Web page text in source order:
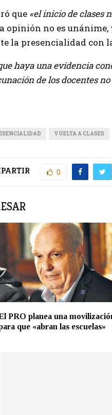
que «el inicio de clases
opinión no es
la presencialidad con
haya una evidencia
de los docentes
VUELTA A CLASES
0
PRO planea una
que «abran las escuelas»